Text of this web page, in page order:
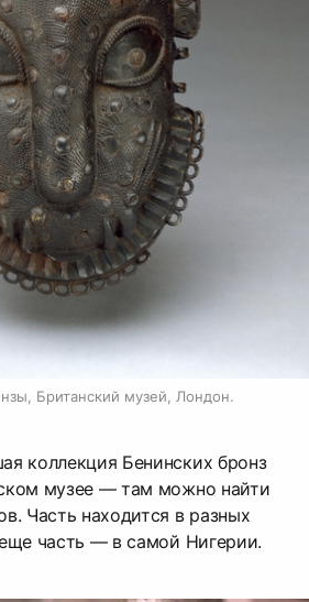
Британский музей, Лондон.
коллекция Бенинских бронз
музее — там можно найти
Часть находится в разных
часть — в самой Нигерии.